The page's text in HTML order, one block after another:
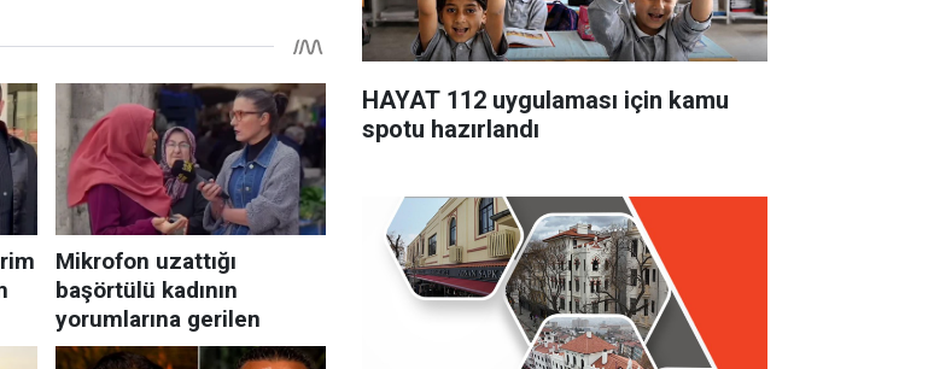
HAYAT 112 uygulaması için kamu
spotu hazırlandı